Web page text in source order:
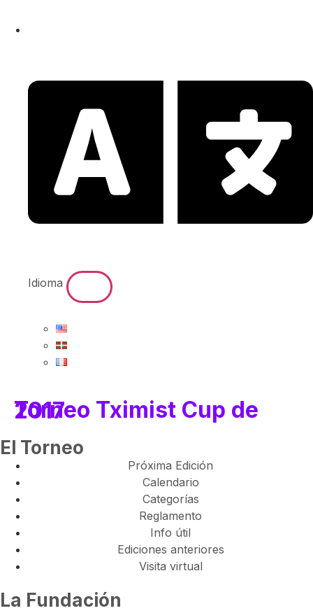
Idioma
Torneo Tximist Cup de 2017
El Torneo
Próxima Edición
Calendario
Categorías
Reglamento
Info útil
Ediciones anteriores
Visita virtual
La Fundación